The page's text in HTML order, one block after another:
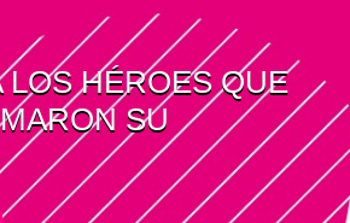
LOS HÉROES QUE
SU